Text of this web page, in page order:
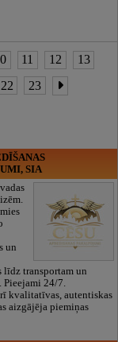
11 12
13
22 23
SIA
un
līdz transportam un
Pieejami 24/7.
kvalitatīvas, autentiskas
aizgājēja piemiņas